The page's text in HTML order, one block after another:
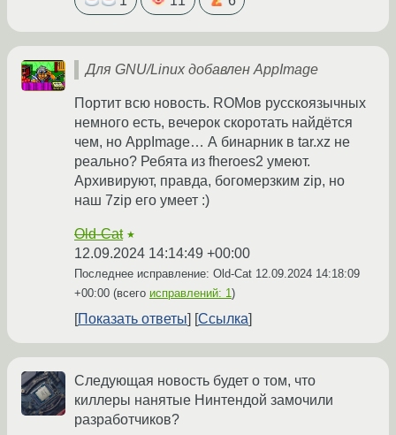
Для GNU/Linux добавлен AppImage
Портит всю новость. ROMов русскоязычных
немного есть, вечерок скоротать найдётся
чем, но AppImage… А бинарник в tar.xz не
реально? Ребята из fheroes2 умеют.
Архивируют, правда, богомерзким zip, но
наш 7zip его умеет :)
Old-Cat ★
12.09.2024 14:14:49 +00:00
Последнее исправление: Old-Cat 12.09.2024 14:18:09
+00:00 (всего исправлений: 1 )
Показать ответы Ссылка
Следующая новость будет о том, что
киллеры нанятые Нинтендой замочили
разработчиков?